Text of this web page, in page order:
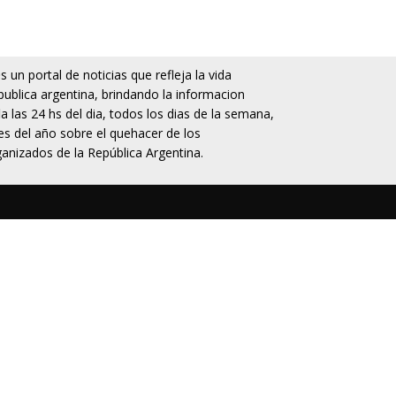
un portal de noticias que refleja la vida
argentina, brindando la informacion
las 24 hs del dia, todos los dias de la semana,
del año sobre el quehacer de los
de la República Argentina.